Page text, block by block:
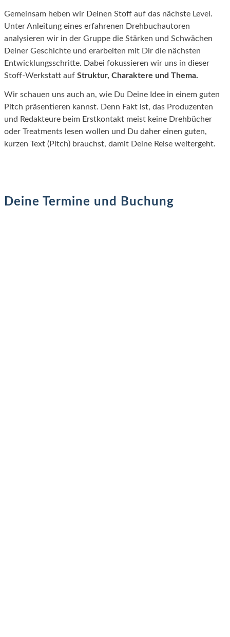
Gemeinsam heben wir Deinen Stoff auf das nächste Level.
Unter Anleitung eines erfahrenen Drehbuchautoren
analysieren wir in der Gruppe die Stärken und Schwächen
Deiner Geschichte und erarbeiten mit Dir die nächsten
Entwicklungsschritte. Dabei fokussieren wir uns in dieser
Stoff-Werkstatt auf Struktur, Charaktere und Thema.
Wir schauen uns auch an, wie Du Deine Idee in einem guten
Pitch präsentieren kannst. Denn Fakt ist, das Produzenten
und Redakteure beim Erstkontakt meist keine Drehbücher
oder Treatments lesen wollen und Du daher einen guten,
kurzen Text (Pitch) brauchst, damit Deine Reise weitergeht.
Deine Termine und Buchung